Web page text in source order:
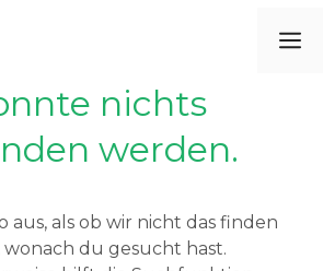
nichts
werden.
aus, als ob wir nicht das finden
wonach du gesucht hast.